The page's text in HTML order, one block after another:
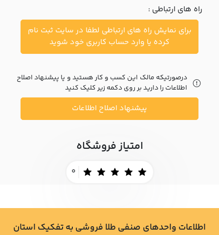
پرسش
متداول
خواست
راه های ارتباطی :
برای نمایش راه های ارتباطی لطفا در سایت ثبت نام
کرده یا وارد حساب کاربری خود شوید
درصورتیکه مالک این کسب و کار هستید و یا پیشنهاد اصلاح
اطلاعات را دارید بر روی دکمه زیر کلیک کنید
پیشنهاد اصلاح اطلاعات
امتیاز فروشگاه
0
اطلاعات واحدهای صنفی طلا فروشی به تفکیک استان